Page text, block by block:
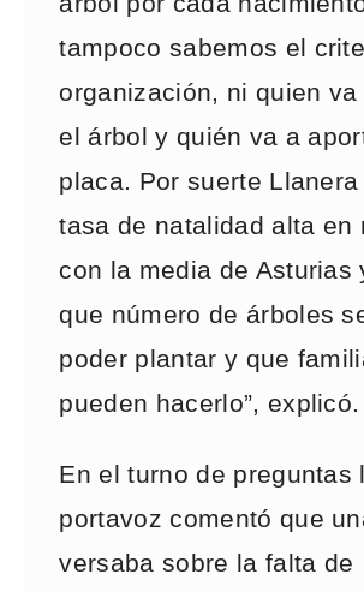
tampoco sabemos el
organización, ni quien va
el árbol y quién va a
placa. Por suerte
tasa de natalidad alta en
con la media de Asturias
que número de árboles
poder plantar y que
pueden hacerlo”, explicó.
En el turno de preguntas
portavoz comentó que
versaba sobre la falta de